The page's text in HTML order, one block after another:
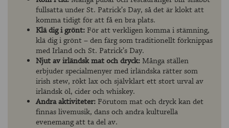
fullsatta under St. Patrick’s Day, så det är klokt att
komma tidigt för att få en bra plats.
Klä dig i grönt:För att verkligen komma i stämning,
klä dig i grönt – den färg som traditionellt förknippas
med Irland och St. Patrick’s Day.
Njut av irländsk mat och dryck:Många ställen
erbjuder specialmenyer med irländska rätter som
irish stew, rökt lax och självklart ett stort urval av
irländsk öl, cider och whiskey.
Andra aktiviteter:Förutom mat och dryck kan det
finnas livemusik, dans och andra kulturella
evenemang att ta del av.